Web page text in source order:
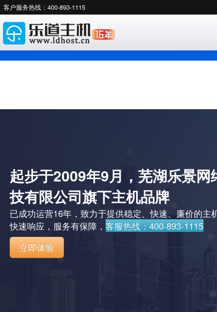
客户服务热线：400-893-1115
起步于2009年9月，芜湖乐景网
技有限公司旗下主机品牌
已成功运营16年，致力于提供稳定、快速、廉价的主
快速响应，服务有保障， 客服热线：400-893-1115
立即体验